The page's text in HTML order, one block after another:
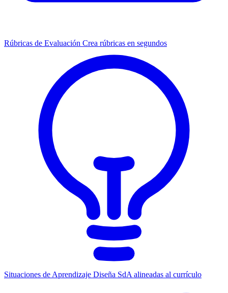
Rúbricas de Evaluación Crea rúbricas en segundos
Situaciones de Aprendizaje Diseña SdA alineadas al currículo